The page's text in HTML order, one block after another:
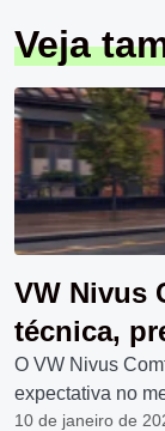
Veja
VW Nivus
técnica,
O VW Nivus
expectativa no
10 de janeiro de